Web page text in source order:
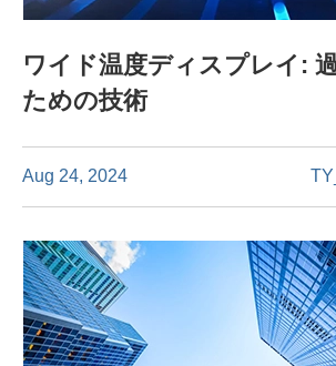
ワイド温度ディスプレイ:
ための技術
Aug 24, 2024